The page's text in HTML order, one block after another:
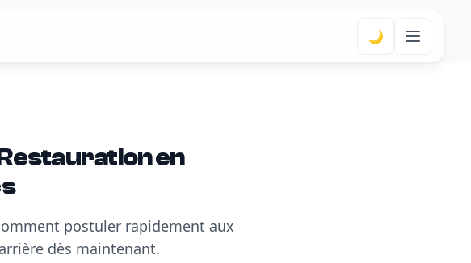
🌙
en
postuler rapidement aux
dès maintenant.